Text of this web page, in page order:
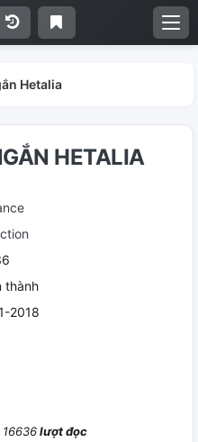
Hetalia
HETALIA
thành
2018
16636lượt đọc